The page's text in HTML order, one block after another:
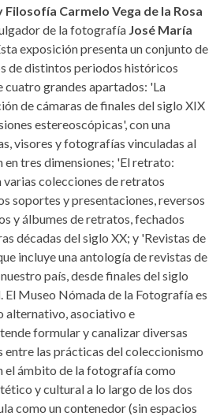
Filosofía Carmelo Vega de la Rosa
de la fotografía José María
exposición presenta un conjunto de
de distintos periodos históricos
cuatro grandes apartados: 'La
de cámaras de finales del siglo XIX
estereoscópicas', con una
visores y fotografías vinculadas al
en tres dimensiones; 'El retrato:
varias colecciones de retratos
soportes y presentaciones, reversos
y álbumes de retratos, fechados
décadas del siglo XX; y 'Revistas de
incluye una antología de revistas de
país, desde finales del siglo
El Museo Nómada de la Fotografía es
alternativo, asociativo e
formular y canalizar diversas
las prácticas del coleccionismo
el ámbito de la fotografía como
y cultural a lo largo de los dos
como un contenedor (sin espacios